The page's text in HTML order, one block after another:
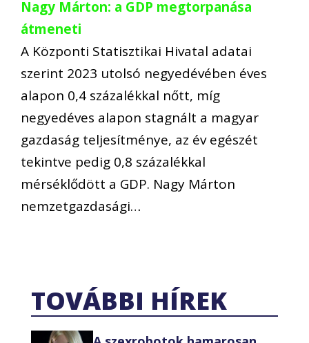
Nagy Márton: a GDP megtorpanása
átmeneti
A Központi Statisztikai Hivatal adatai
szerint 2023 utolsó negyedévében éves
alapon 0,4 százalékkal nőtt, míg
negyedéves alapon stagnált a magyar
gazdaság teljesítménye, az év egészét
tekintve pedig 0,8 százalékkal
mérséklődött a GDP. Nagy Márton
nemzetgazdasági…
TOVÁBBI HÍREK